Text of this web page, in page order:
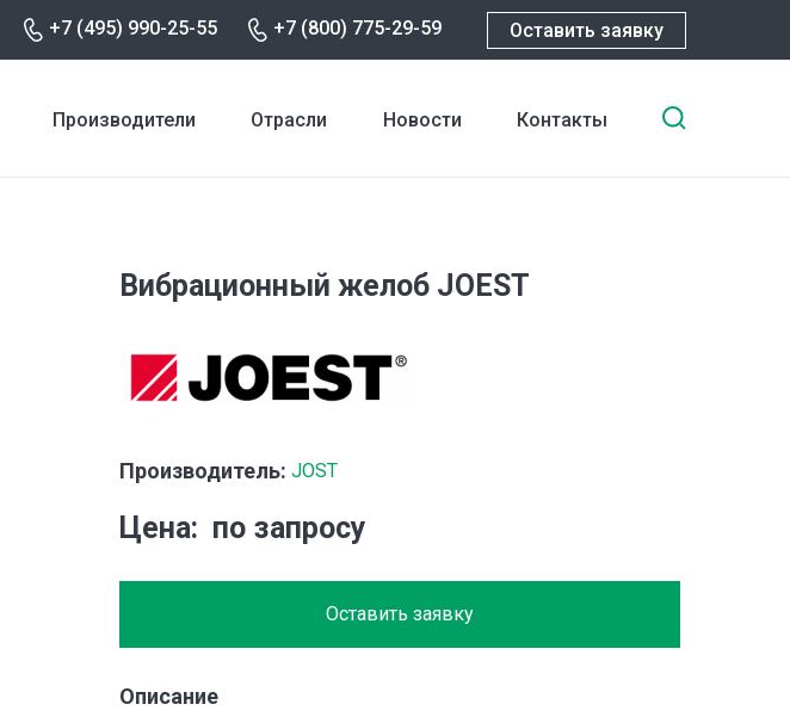
+7 (495) 990-25-55 +7 (800) 775-29-59 Оставить заявку
Производители Отрасли Новости Контакты
Вибрационный желоб JOEST
Производитель: JOST
Цена по запросу
Оставить заявку
Описание